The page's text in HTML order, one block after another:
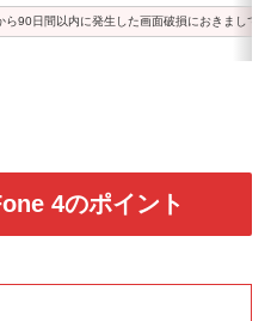
ら90日間以内に発生した画面破損におきまして
4のポイント